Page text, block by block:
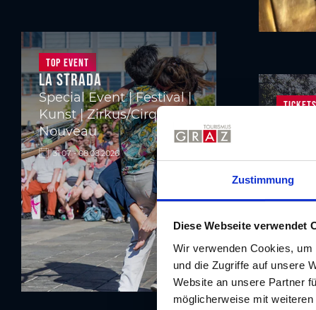
Zustimmung
Diese Webseite verwendet
Wir verwenden Cookies,
und die Zugriffe auf unsere
Website an unsere Partner
möglicherweise mit
Top Event
La Strada
Special Event | Festival |
Kunst | Zirkus/Cirque
Nouveau
31.07. - 08.08.2026
01.05.